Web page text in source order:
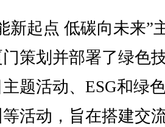
起点 低碳向未来”
策划并部署了绿色
题活动、ESG和绿
活动，旨在搭建交